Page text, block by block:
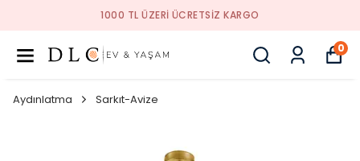
1000 TL ÜZERI
0
Aydınlatma Sarkıt-Avize